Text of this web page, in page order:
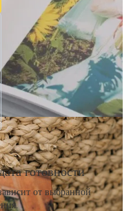
готовности
от выбранной